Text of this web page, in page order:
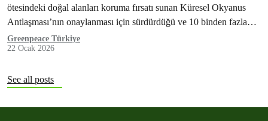
ötesindeki doğal alanları koruma fırsatı sunan Küresel Okyanus
Antlaşması’nın onaylanması için sürdürdüğü ve 10 binden fazla
kişinin imza verdiği kampanyası kazanımla…
Greenpeace Türkiye
22 Ocak 2026
See all posts